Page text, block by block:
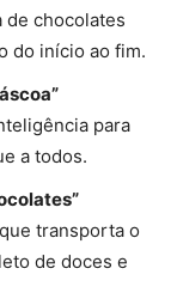
de chocolates
do início ao fim.
para
a todos.
transporta o
de doces e